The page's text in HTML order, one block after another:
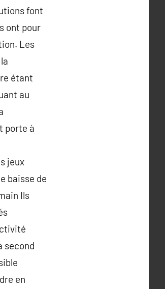
font
ont pour
Les
étant
au
porte à
jeux
baisse de
Ils
second
en